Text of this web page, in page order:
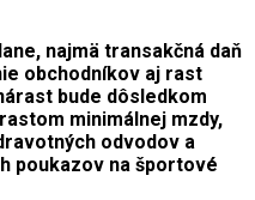
najmä transakčná daň
obchodníkov aj rast
bude dôsledkom
minimálnej mzdy,
odvodov a
poukazov na športové